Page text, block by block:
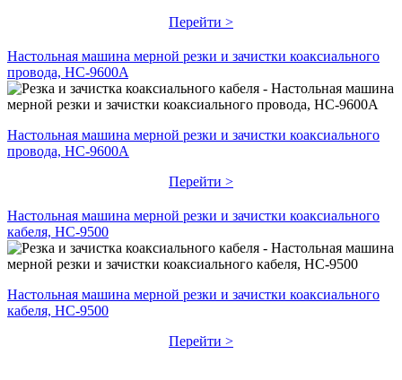
Перейти >
Настольная машина мерной резки и зачистки коаксиального
провода, HC-9600A
Настольная машина мерной резки и зачистки коаксиального
провода, HC-9600A
Перейти >
Настольная машина мерной резки и зачистки коаксиального
кабеля, HC-9500
Настольная машина мерной резки и зачистки коаксиального
кабеля, HC-9500
Перейти >